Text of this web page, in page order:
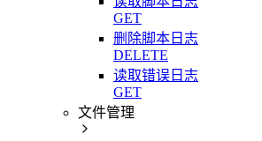
GET
删除脚本日志
DELETE
读取错误日志
GET
文件管理